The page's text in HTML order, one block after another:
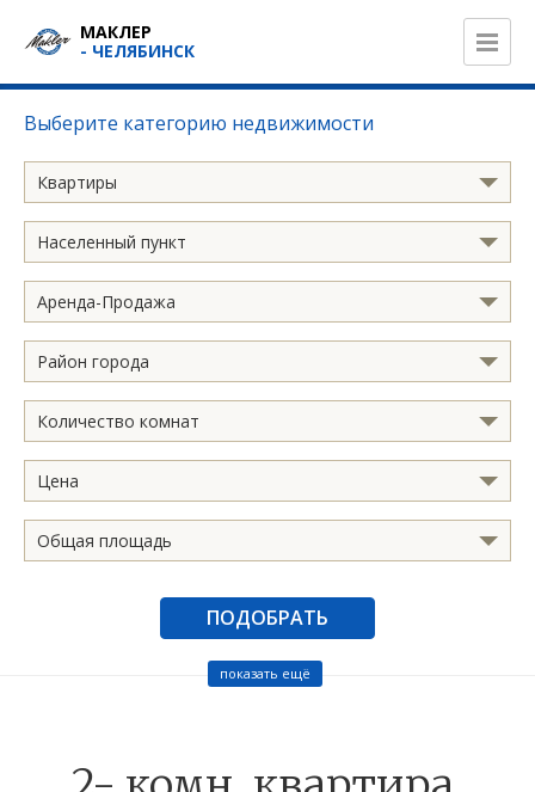
МАКЛЕР
- ЧЕЛЯБИНСК
Выберите категорию недвижимости
Квартиры
Населенный пункт
Аренда-Продажа
Район города
Количество комнат
Цена
Общая площадь
ПОДОБРАТЬ
показать ещё